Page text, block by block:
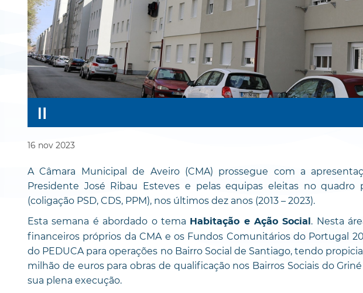
16 nov 2023
A Câmara Municipal de Aveiro (CMA) prossegue com a
Presidente José Ribau Esteves e pelas equipas eleitas no quadro
(coligação PSD, CDS, PPM), nos últimos dez anos (2013 – 2023).
Esta semana é abordado o tema
Habitação e Ação Social . Nesta
financeiros próprios da CMA e os Fundos Comunitários do Portugal
do PEDUCA para operações no Bairro Social de Santiago, tendo
milhão de euros para obras de qualificação nos Bairros Sociais do
sua plena execução.